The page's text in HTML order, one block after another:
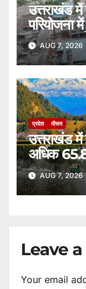
उत्तराखंड
परियोजना
की जगह
AUG 7, 2026
प्रदेश मौसम
उत्तराखंड में
अधिक 65.8
AUG 7, 2026
Leave
Your email